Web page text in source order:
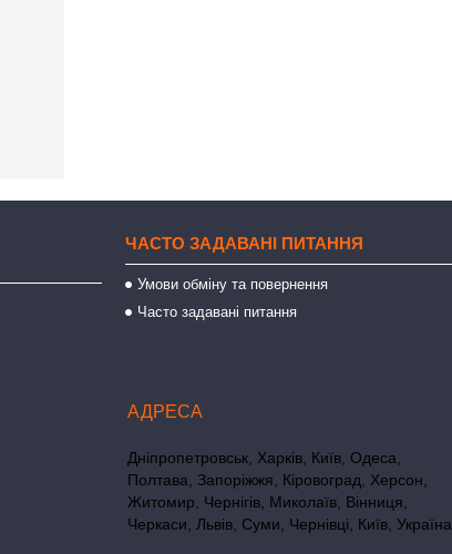
ЧАСТО ЗАДАВАНІ ПИТАННЯ
Умови обміну та повернення
Часто задавані питання
Дніпропетровськ, Харків, Київ, Одеса,
Полтава, Запоріжжя, Кіровоград, Херсон,
Житомир, Чернігів, Миколаїв, Вінниця,
Черкаси, Львів, Суми, Чернівці, Київ, Україна